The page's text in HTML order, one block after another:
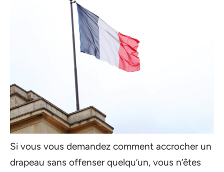
Si vous vous demandez comment accrocher un
drapeau sans offenser quelqu’un, vous n’êtes